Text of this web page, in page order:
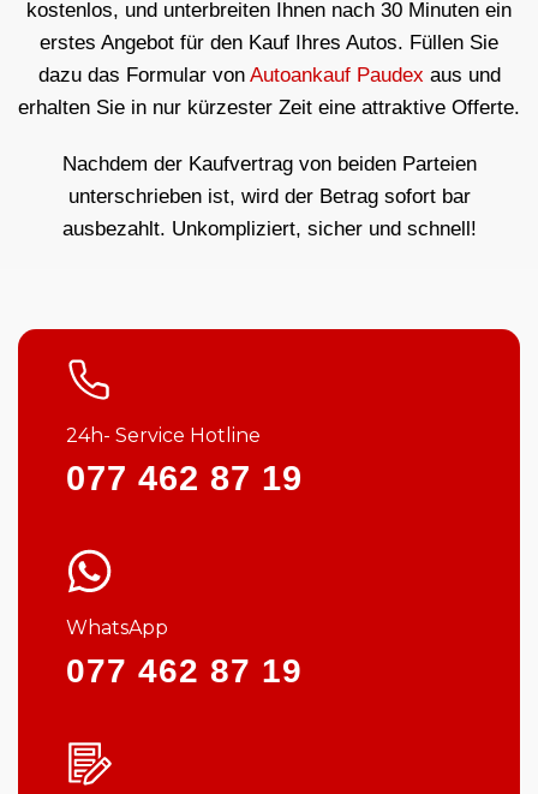
kostenlos, und unterbreiten Ihnen nach 30 Minuten ein
erstes Angebot für den Kauf Ihres Autos. Füllen Sie
dazu das Formular von Autoankauf Paudex aus und
erhalten Sie in nur kürzester Zeit eine attraktive Offerte.
Nachdem der Kaufvertrag von beiden Parteien
unterschrieben ist, wird der Betrag sofort bar
ausbezahlt. Unkompliziert, sicher und schnell!
24h- Service Hotline
077 462 87 19
WhatsApp
077 462 87 19